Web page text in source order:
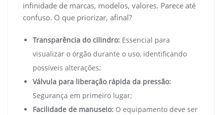
infinidade de marcas, modelos, valores. Parece até
confuso. O que priorizar, afinal?
Transparência do cilindro: Essencial para
visualizar o órgão durante o uso, identificando
possíveis alterações;
Válvula para liberação rápida da pressão:
Segurança em primeiro lugar;
Facilidade de manuseio: O equipamento deve ser